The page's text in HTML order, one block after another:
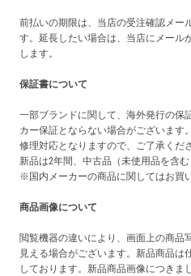
前払いの期限は、当店の受注確認メー
す。延長したい場合は、当店にメール
します。
保証書について
一部ブランドに関して、海外発行の保
カー保証とならない場合がございます
修理対応となりますので、ご了承くだ
新品は2年間、中古品（未使用品を含む
※国内メーカーの商品に関してはお買
商品画像について
閲覧機器の違いにより、画面上の商品
見える場合がございます。新品商品は
しております。新品商品画像につきま